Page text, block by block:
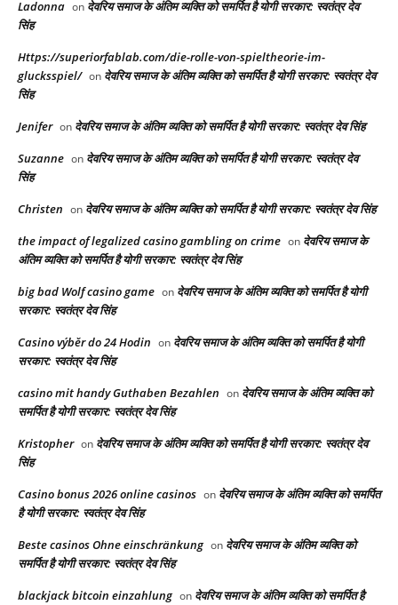
Ladonna on देवरिय समाज के अंतिम व्यक्ति को समर्पित है योगी सरकार: स्वतंत्र देव
सिंह
Https://superiorfablab.com/die-rolle-von-spieltheorie-im-
glucksspiel/ on देवरिय समाज के अंतिम व्यक्ति को समर्पित है योगी सरकार: स्वतंत्र देव
सिंह
Jenifer on देवरिय समाज के अंतिम व्यक्ति को समर्पित है योगी सरकार: स्वतंत्र देव सिंह
Suzanne on देवरिय समाज के अंतिम व्यक्ति को समर्पित है योगी सरकार: स्वतंत्र देव
सिंह
Christen on देवरिय समाज के अंतिम व्यक्ति को समर्पित है योगी सरकार: स्वतंत्र देव सिंह
the impact of legalized casino gambling on crime on देवरिय समाज के
अंतिम व्यक्ति को समर्पित है योगी सरकार: स्वतंत्र देव सिंह
big bad Wolf casino game on देवरिय समाज के अंतिम व्यक्ति को समर्पित है योगी
सरकार: स्वतंत्र देव सिंह
Casino výběr do 24 Hodin on देवरिय समाज के अंतिम व्यक्ति को समर्पित है योगी
सरकार: स्वतंत्र देव सिंह
casino mit handy Guthaben Bezahlen on देवरिय समाज के अंतिम व्यक्ति को
समर्पित है योगी सरकार: स्वतंत्र देव सिंह
Kristopher on देवरिय समाज के अंतिम व्यक्ति को समर्पित है योगी सरकार: स्वतंत्र देव
सिंह
Casino bonus 2026 online casinos on देवरिय समाज के अंतिम व्यक्ति को समर्पित
है योगी सरकार: स्वतंत्र देव सिंह
Beste casinos Ohne einschränkung on देवरिय समाज के अंतिम व्यक्ति को
समर्पित है योगी सरकार: स्वतंत्र देव सिंह
blackjack bitcoin einzahlung on देवरिय समाज के अंतिम व्यक्ति को समर्पित है